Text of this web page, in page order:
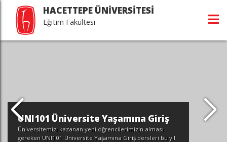
HACETTEPE ÜNİVERSİTESİ
Eğitim Fakültesi
UNI101 Üniversite Yaşamına Giriş
Üniversitemizi kazanan yeni öğrencilerimizin alması
gereken UNI101 Üniversite Yaşamına Giriş dersleri bu yıl